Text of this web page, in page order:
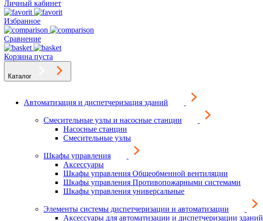
Личный кабинет
Избранное
Сравнение
Корзина пуста
Каталог
Автоматизация и диспетчеризация зданий
Смесительные узлы и насосные станции
Насосные станции
Смесительные узлы
Шкафы управления
Аксессуары
Шкафы управления Общеобменной вентиляции
Шкафы управления Противопожарными системами
Шкафы управления универсальные
Элементы системы диспетчеризации и автоматизации
Аксессуары для автоматизации и диспетчеризации зданий